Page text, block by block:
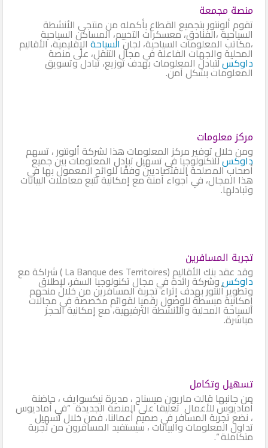
منصة مجمعة
تقوم ألونتور بتجميع القطاع بأكمله من منتجي الأنشطة
السياحية ،الفنادق، معسكرات التخييم، المساكن السياحية
،مكاتب المعلومات السياحية، لجانالسياحةالإقليمية، الأقاليم
المحلية والجهات الفاعلة في مجال التنقل، على منصة
داوكسلتبادل المعلومات بهدف توزيع، تبادل وتسويق
المعلومات بشكل آمن.
مركز معلومات
ومن خلال توفير مركز المعلومات هذا لشركة ألونتور ، تسهم
داوكسللتكنولوجيا في تسهيل تبادل المعلومات بين جميع
أصحاب المصلحة الاقتصاديين وفقًا للوائح المعمول بها في
هذا المجال، في أجواء آمنة مع إمكانية تتبع معاملات البيانات
وتبادلها.
تجربة المسافرين
وقد عقد بنك الأقاليم (La Banque des Territoires ) شراكة مع
داوكسوشركة رائدة في مجال تكنولوجيا السفر، لإطلاق
وتطوير ألنتور بهدف إثراء تجربة المسافرين من خلال منحهم
إمكانية مبسطة للوصول رقميا لقوائم مخصصة في مجالات
السياحة المحلية والأنشطة الترفيهية، مع إمكانية الحجز
مباشرة.
تسهيل وتكامل
من جانبها قالت ماريون ميسناج ، مديرة نيكسوايف ، حاضنة
أماديوس للأعمال تعليقا على المنصة الجديدة “في أماديوس
، نضع تجربة المسافر في صميم أعمالنا، فمن خلال تسهيل
تداول المعلومات والبيانات ، سيستفيد المسافرون من تجربة
متكاملة “.